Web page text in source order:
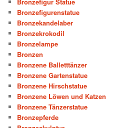
Bronzefigurenstatue
Bronzekandelaber
Bronzekrokodil
Bronzelampe
Bronzen
Bronzene Balletttänzer
Bronzene Gartenstatue
Bronzene Hirschstatue
Bronzene Löwen und Katzen
Bronzene Tänzerstatue
Bronzepferde